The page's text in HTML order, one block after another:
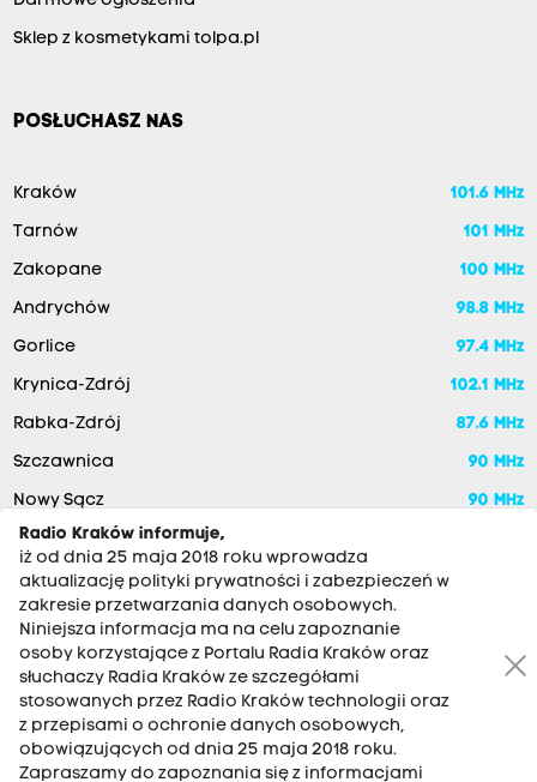
Sklep z kosmetykami tolpa.pl
POSŁUCHASZ NAS
Kraków 101.6 MHz
Tarnów 101 MHz
Zakopane 100 MHz
Andrychów 98.8 MHz
Gorlice 97.4 MHz
Krynica-Zdrój 102.1 MHz
Rabka-Zdrój 87.6 MHz
Szczawnica 90 MHz
Nowy Sącz 90 MHz
RADIO KRAKÓW SA. Aleja Juliusza Słowackiego 22, 30-007
Kraków
Antena: 12 200 33 33
Radio Kraków informuje,
iż od dnia 25 maja 2018 roku wprowadza
aktualizację polityki prywatności i zabezpieczeń w
zakresie przetwarzania danych osobowych.
Niniejsza informacja ma na celu zapoznanie
osoby korzystające z Portalu Radia Kraków oraz
słuchaczy Radia Kraków ze szczegółami
stosowanych przez Radio Kraków technologii oraz
z przepisami o ochronie danych osobowych,
obowiązujących od dnia 25 maja 2018 roku.
Zapraszamy do zapoznania się z informacjami